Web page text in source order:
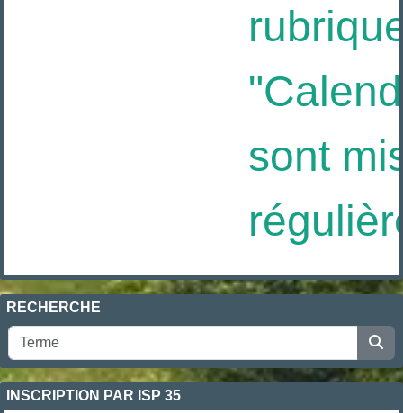
rubrique
sont
RECHERCHE
INSCRIPTION PAR ISP 35